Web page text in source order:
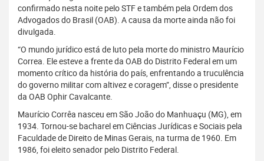
confirmado nesta noite pelo STF e também pela Ordem dos
Advogados do Brasil (OAB). A causa da morte ainda não foi
divulgada.
“O mundo jurídico está de luto pela morte do ministro Maurício
Correa. Ele esteve a frente da OAB do Distrito Federal em um
momento crítico da história do país, enfrentando a truculência
do governo militar com altivez e coragem”, disse o presidente
da OAB Ophir Cavalcante.
Maurício Corrêa nasceu em São João do Manhuaçu (MG), em
1934. Tornou-se bacharel em Ciências Jurídicas e Sociais pela
Faculdade de Direito de Minas Gerais, na turma de 1960. Em
1986, foi eleito senador pelo Distrito Federal.